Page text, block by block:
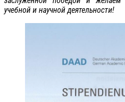
учебной и научной деятельности!